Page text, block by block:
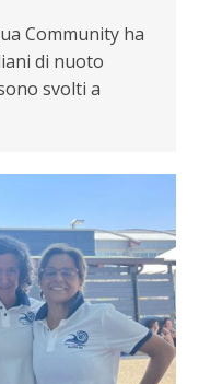
Community ha
di nuoto
svolti a